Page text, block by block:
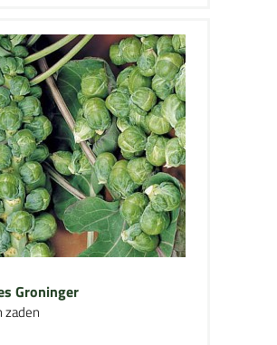
Groninger
zaden